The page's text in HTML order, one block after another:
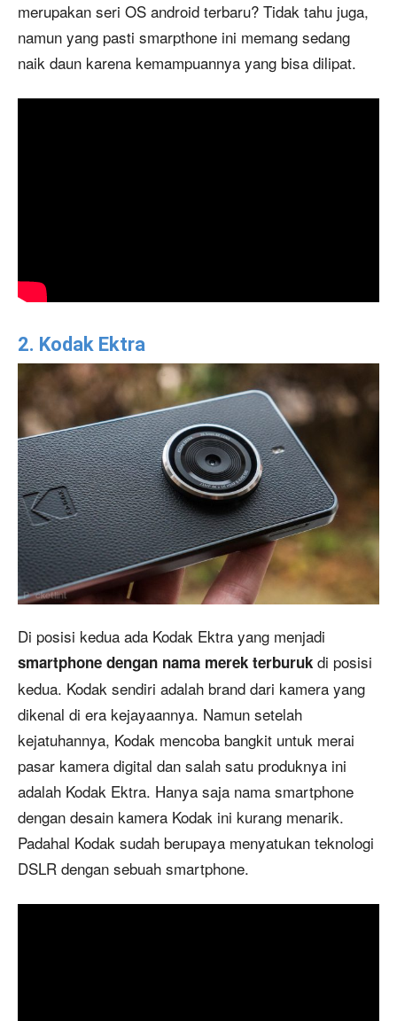
merupakan seri OS android terbaru? Tidak tahu juga,
namun yang pasti smarpthone ini memang sedang
naik daun karena kemampuannya yang bisa dilipat.
2. Kodak Ektra
Di posisi kedua ada Kodak Ektra yang menjadi
smartphone dengan nama merek terburuk di posisi
kedua. Kodak sendiri adalah brand dari kamera yang
dikenal di era kejayaannya. Namun setelah
kejatuhannya, Kodak mencoba bangkit untuk merai
pasar kamera digital dan salah satu produknya ini
adalah Kodak Ektra. Hanya saja nama smartphone
dengan desain kamera Kodak ini kurang menarik.
Padahal Kodak sudah berupaya menyatukan teknologi
DSLR dengan sebuah smartphone.